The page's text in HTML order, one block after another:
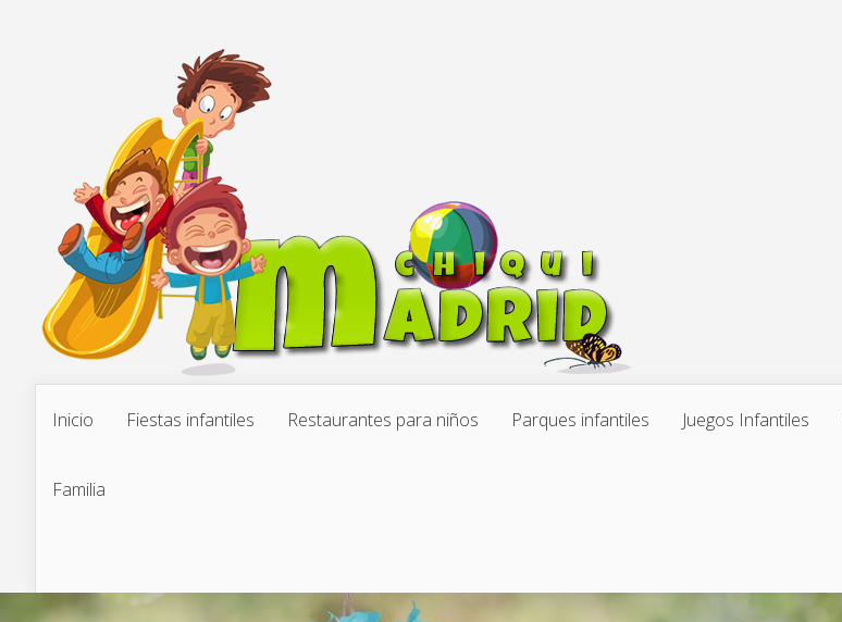
Inicio Fiestas infantiles Restaurantes para niños Parques infantiles Juegos Infantiles
Familia